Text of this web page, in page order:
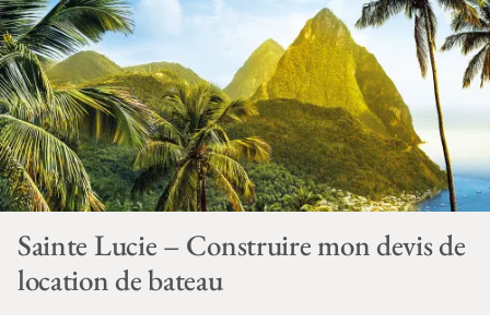
Sainte Lucie – Construire mon devis de
location de bateau